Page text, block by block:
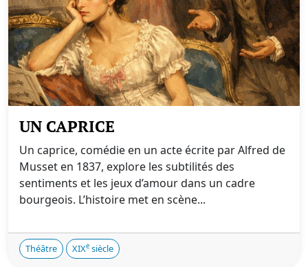
UN CAPRICE
Un caprice, comédie en un acte écrite par Alfred de
Musset en 1837, explore les subtilités des
sentiments et les jeux d’amour dans un cadre
bourgeois. L’histoire met en scène...
Théâtre XIXe siècle